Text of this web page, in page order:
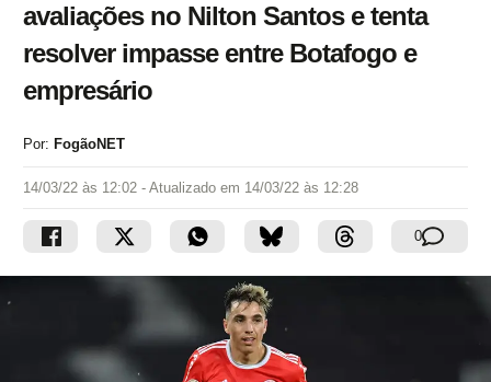
avaliações no Nilton Santos e tenta
resolver impasse entre Botafogo e
empresário
Por: FogãoNET
14/03/22 às 12:02 - Atualizado em 14/03/22 às 12:28
0